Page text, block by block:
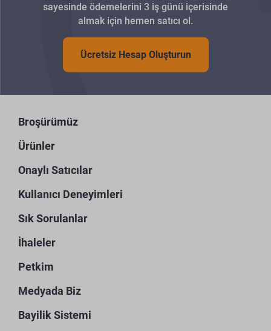
sayesinde ödemelerini 3 iş günü içerisinde
almak için hemen satıcı ol.
Ücretsiz Hesap Oluşturun
Broşürümüz
Ürünler
Onaylı Satıcılar
Kullanıcı Deneyimleri
Sık Sorulanlar
İhaleler
Petkim
Medyada Biz
Bayilik Sistemi